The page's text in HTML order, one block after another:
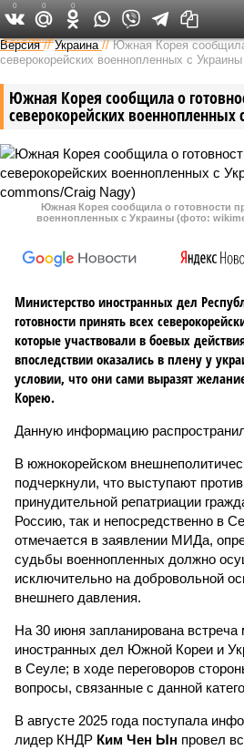
Федеральный
Версия //Украина //Южная Корея
северокорейских военнопленных с Украины
Южная Корея сообщила о
северокорейских военнопленных
Южная Корея сообщила о готовности
военнопленных с Украины (фото:
Министерство иностранных дел
готовности принять всех
которые участвовали в боевых
впоследствии оказались в плену у
условии, что они сами выразят
Корею.
Данную информацию
В южнокорейском
подчеркнули, что выступают
принудительной репатриации
Россию, так и непосредственно в
отмечается в заявлении МИДа,
судьбы военнопленных должно
исключительно на добровольной
внешнего давления.
На 30 июня запланирована
иностранных дел Южной Кореи и
в Сеуле; в ходе переговоров
вопросы, связанные с данной
В августе 2025 года поступала
лидер КНДР Ким Чен Ын провел
0 0 0